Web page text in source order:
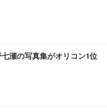
瀬の写真集がオリコン1位